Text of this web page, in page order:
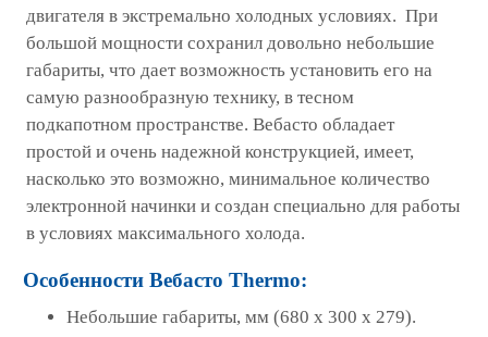
двигателя в экстремально холодных условиях. При
большой мощности сохранил довольно небольшие
габариты, что дает возможность установить его на
самую разнообразную технику, в тесном
подкапотном пространстве. Вебасто обладает
простой и очень надежной конструкцией, имеет,
насколько это возможно, минимальное количество
электронной начинки и создан специально для работы
в условиях максимального холода.
Особенности Вебасто Thermo:
Небольшие габариты, мм (680 х 300 х 279).